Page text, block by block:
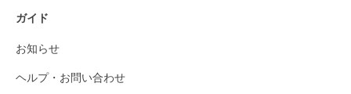
ガイド
お知らせ
ヘルプ・お問い合わせ